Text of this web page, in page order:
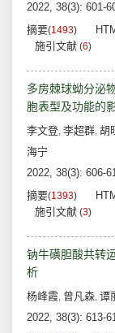
2022, 38(3): 601-
摘要(1493)
施引文献 (6)
多房棘球蚴分泌
胞表型及功能的
李文登, 李超群, 胡
海宁
2022, 38(3): 606-
摘要(1393)
施引文献 (3)
钠牛磺胆酸共转
析
杨峰霞, 曾凡森, 谭
2022, 38(3): 613-